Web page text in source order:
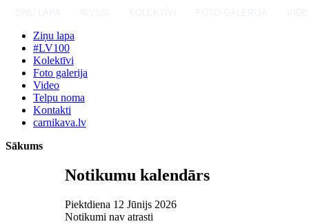
Ziņu lapa
#LV100
Kolektīvi
Foto galerija
Video
Telpu noma
Kontakti
carnikava.lv
Sākums
Notikumu kalendārs
Piektdiena 12 Jūnijs 2026
Notikumi nav atrasti